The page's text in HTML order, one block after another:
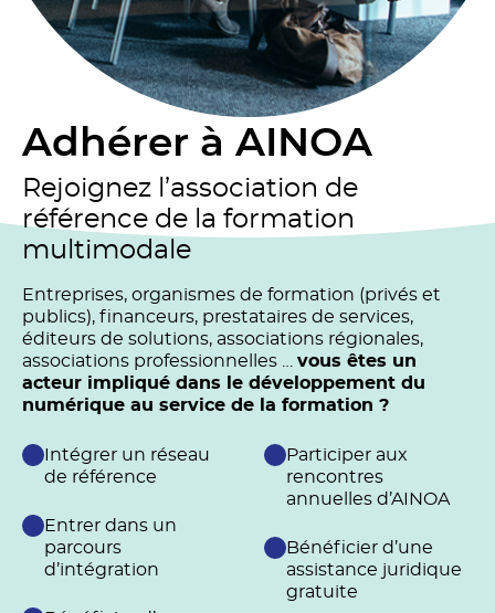
Adhérer à AINOA
Rejoignez l’association de
référence de la formation
multimodale
Entreprises, organismes de formation (privés et
publics), financeurs, prestataires de services,
éditeurs de solutions, associations régionales,
associations professionnelles … vous êtes un
acteur impliqué dans le développement du
numérique au service de la formation ?
Intégrer un réseau
de référence
Entrer dans un
parcours
d’intégration
Participer aux
rencontres
annuelles d’AINOA
Bénéficier d’une
assistance juridique
gratuite